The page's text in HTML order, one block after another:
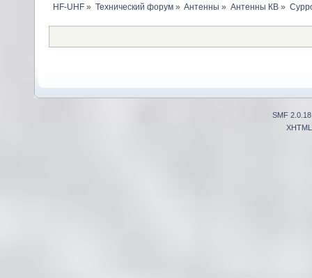
HF-UHF» Технический форум» Антенны » Антенны КВ »
SMF 2.0.18
XHTML